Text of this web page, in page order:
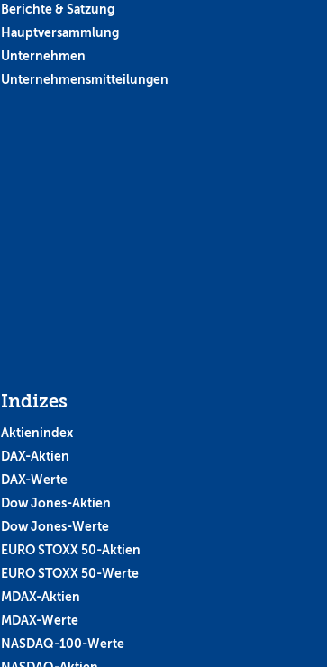
Berichte & Satzung
Hauptversammlung
Unternehmen
Unternehmensmitteilungen
Indizes
Aktienindex
DAX-Aktien
DAX-Werte
Dow Jones-Aktien
Dow Jones-Werte
EURO STOXX 50-Aktien
EURO STOXX 50-Werte
MDAX-Aktien
MDAX-Werte
NASDAQ-100-Werte